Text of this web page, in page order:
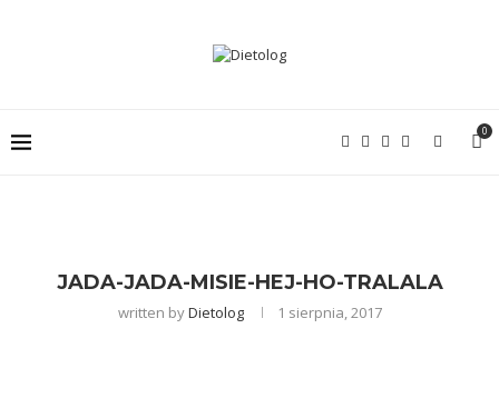
0
JADA-JADA-MISIE-HEJ-HO-TRALALA
written byDietolog 1 sierpnia, 2017